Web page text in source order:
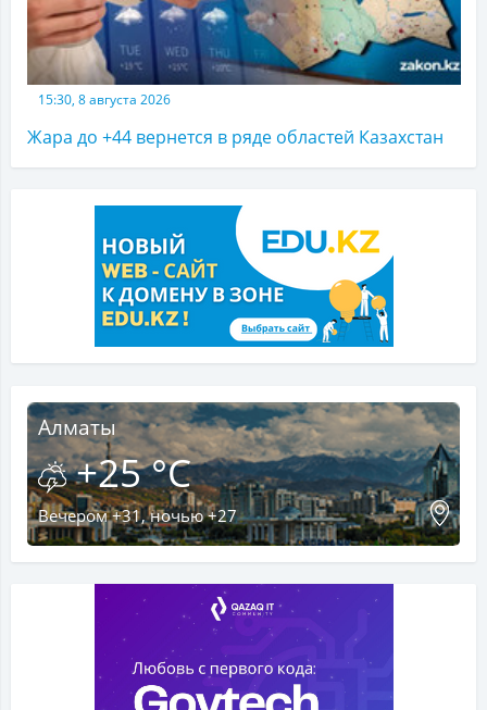
15:30, 8 августа 2026
Жара до +44 вернется в ряде областей Казахстан
Алматы
+25 °C
Вечером +31, ночью +27